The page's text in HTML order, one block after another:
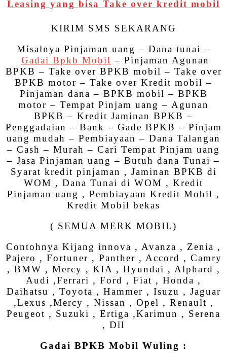
Leasing yang bisa Take over kredit mobil
KIRIM SMS SEKARANG
Misalnya Pinjaman uang – Dana tunai –
Gadai Bpkb Mobil – Pinjaman Agunan
BPKB – Take over BPKB mobil – Take over
BPKB motor – Take over Kredit mobil –
Pinjaman dana – BPKB mobil – BPKB
motor – Tempat Pinjam uang – Agunan
BPKB – Kredit Jaminan BPKB –
Penggadaian – Bank – Gade BPKB – Pinjam
uang mudah – Pembiayaan – Dana Talangan
– Cash – Murah – Cari Tempat Pinjam uang
– Jasa Pinjaman uang – Butuh dana Tunai –
Syarat kredit pinjaman , Jaminan BPKB di
WOM , Dana Tunai di WOM , Kredit
Pinjaman uang , Pembiayaan Kredit Mobil ,
Kredit Mobil bekas
( SEMUA MERK MOBIL)
Contohnya Kijang innova , Avanza , Zenia ,
Pajero , Fortuner , Panther , Accord , Camry
, BMW , Mercy , KIA , Hyundai , Alphard ,
Audi ,Ferrari , Ford , Fiat , Honda ,
Daihatsu , Toyota , Hammer , Isuzu , Jaguar
,Lexus ,Mercy , Nissan , Opel , Renault ,
Peugeot , Suzuki , Ertiga ,Karimun , Serena
, Dll
Gadai BPKB Mobil Wuling :